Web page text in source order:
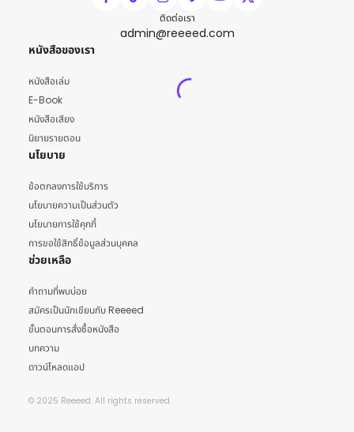
ติดต่อเรา
admin@reeeed.com
หนังสือของเรา
หนังสือเล่ม
E-Book
หนังสือเสียง
นิยายรายตอน
นโยบาย
ข้อตกลงการใช้บริการ
นโยบายความเป็นส่วนตัว
นโยบายการใช้คุกกี้
การขอใช้สิทธิ์ข้อมูลส่วนบุคคล
ช่วยเหลือ
คำถามที่พบบ่อย
สมัครเป็นนักเขียนกับ Reeeed
ขั้นตอนการสั่งซื้อหนังสือ
บทความ
ดาวน์โหลดแอป
© 2025 Reeeed. All rights reserved.